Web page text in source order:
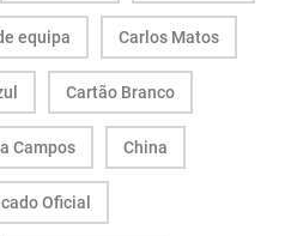
equipa Carlos Matos
Cartão Branco
Campos China
Oficial